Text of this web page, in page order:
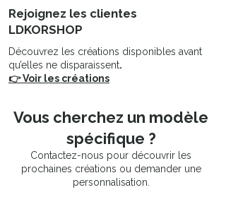
Rejoignez les clientes
LDKORSHOP
Découvrez les créations disponibles avant
qu’elles ne disparaissent.
👉 Voir les créations
Vous cherchez un modèle
spécifique ?
Contactez-nous pour découvrir les
prochaines créations ou demander une
personnalisation.